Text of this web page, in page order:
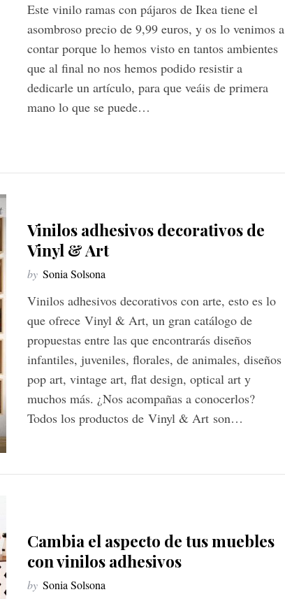
Este vinilo ramas con pájaros de Ikea tiene el
asombroso precio de 9,99 euros, y os lo venimos a
contar porque lo hemos visto en tantos ambientes
que al final no nos hemos podido resistir a
dedicarle un artículo, para que veáis de primera
mano lo que se puede…
Vinilos adhesivos decorativos de
Vinyl & Art
by Sonia Solsona
Vinilos adhesivos decorativos con arte, esto es lo
que ofrece Vinyl & Art, un gran catálogo de
propuestas entre las que encontrarás diseños
infantiles, juveniles, florales, de animales, diseños
pop art, vintage art, flat design, optical art y
muchos más. ¿Nos acompañas a conocerlos?
Todos los productos de Vinyl & Art son…
Cambia el aspecto de tus muebles
con vinilos adhesivos
by Sonia Solsona